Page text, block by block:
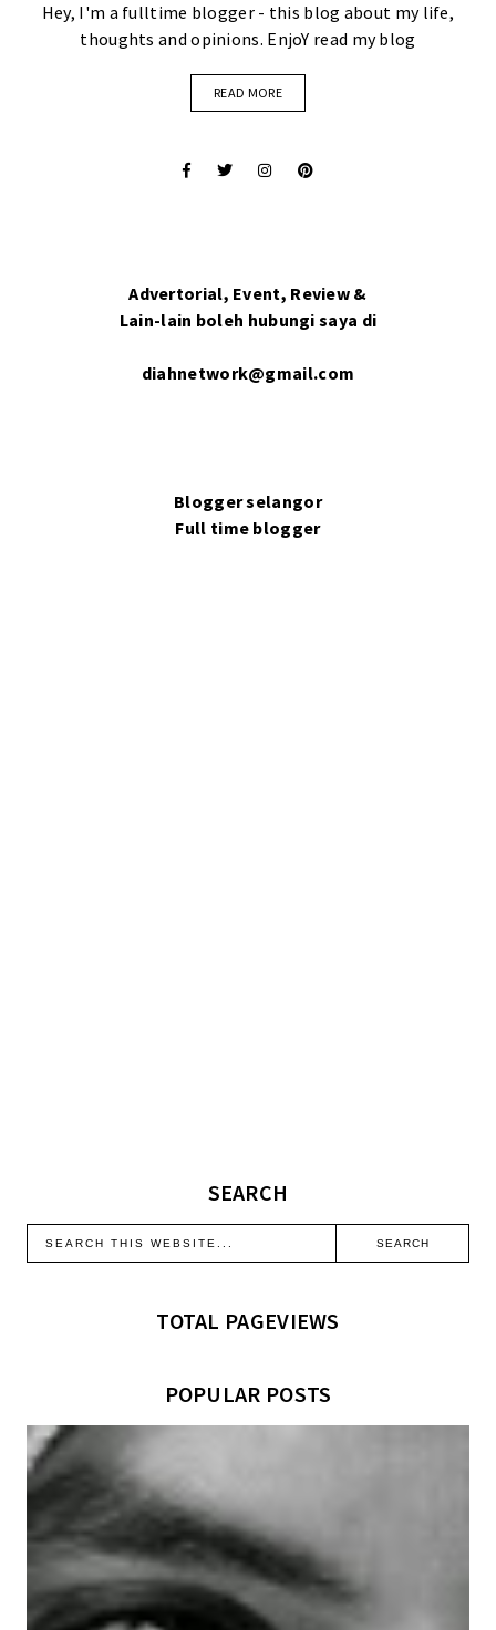
Hey, I'm a fulltime blogger - this blog about my life,
thoughts and opinions. EnjoY read my blog
READ MORE
Advertorial, Event, Review &
Lain-lain boleh hubungi saya di
diahnetwork@gmail.com
Blogger selangor
Full time blogger
SEARCH
TOTAL PAGEVIEWS
POPULAR POSTS